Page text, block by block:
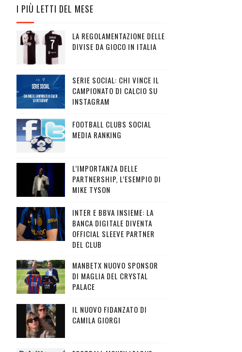
I PIÙ LETTI DEL MESE
LA REGOLAMENTAZIONE DELLE
DIVISE DA GIOCO IN ITALIA
SERIE SOCIAL: CHI VINCE IL
CAMPIONATO DI CALCIO SU
INSTAGRAM
FOOTBALL CLUBS SOCIAL
MEDIA RANKING
L’IMPORTANZA DELLE
PARTNERSHIP, L’ESEMPIO DI
MIKE TYSON
INTER E BBVA INSIEME: LA
BANCA DIGITALE DIVENTA
OFFICIAL SLEEVE PARTNER
DEL CLUB
MANBETX NUOVO SPONSOR
DI MAGLIA DEL CRYSTAL
PALACE
IL NUOVO FIDANZATO DI
CAMILA GIORGI